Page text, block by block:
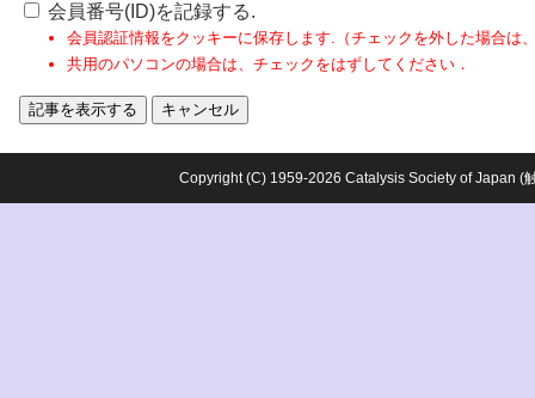
会員番号(ID)を記録する.
会員認証情報をクッキーに保存します.（チェックを外した場合は
共用のパソコンの場合は、チェックをはずしてください．
Copyright (C) 1959-2026 Catalysis Society of Japan (